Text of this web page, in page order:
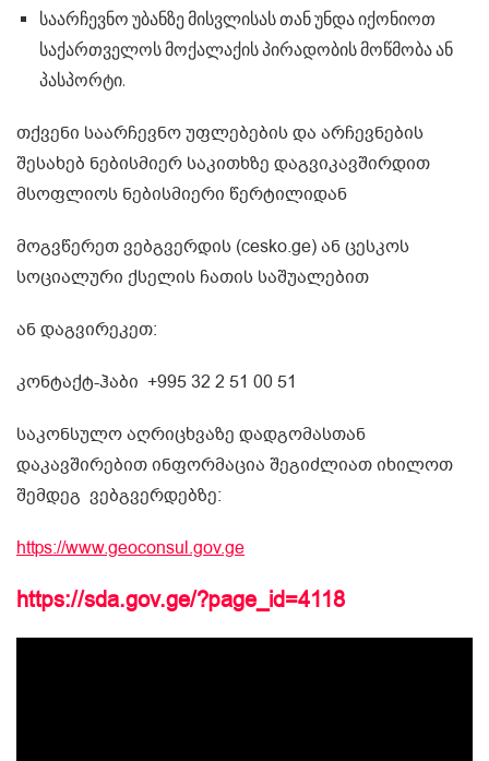
საარჩევნო უბანზე მისვლისას თან უნდა იქონიოთ
საქართველოს მოქალაქის პირადობის მოწმობა ან
პასპორტი.
თქვენი საარჩევნო უფლებების და არჩევნების
შესახებ ნებისმიერ საკითხზე დაგვიკავშირდით
მსოფლიოს ნებისმიერი წერტილიდან
მოგვწერეთ ვებგვერდის (cesko.ge) ან ცესკოს
სოციალური ქსელის ჩათის საშუალებით
ან დაგვირეკეთ:
კონტაქტ-ჰაბი +995 32 2 51 00 51
საკონსულო აღრიცხვაზე დადგომასთან
დაკავშირებით ინფორმაცია შეგიძლიათ იხილოთ
შემდეგ ვებგვერდებზე:
https://www.geoconsul.gov.ge
https://sda.gov.ge/?page_id=4118